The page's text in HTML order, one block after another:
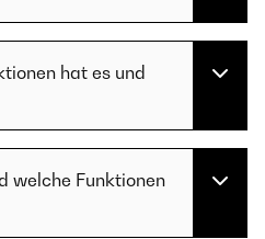
hat es und
welche Funktionen